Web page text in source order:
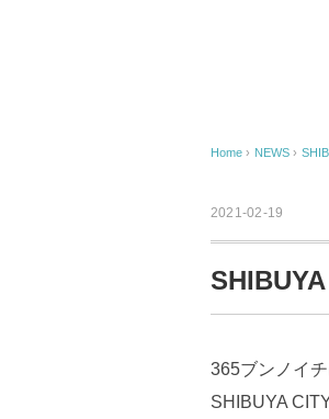
Home › NEWS ›
2021-02-19
365ブンノイ
SHIBUYA